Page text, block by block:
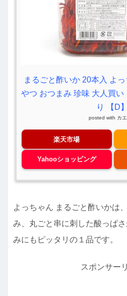
まるごと酢いか 20本入 よ
やつ おつまみ 珍味 大人買い
り 【D】
posted with カ
楽天市場
Yahooショッピング
よっちゃん まるごと酢いかは
み、丸ごと串に刺した酸っぱ
みにもピッタリの１品です。
スポンサー